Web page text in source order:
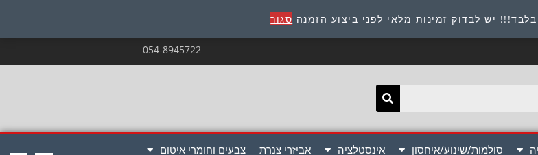
יש לבדוק זמינות מלאי לפני ביצוע הזמנה סגור
054-8945722
סולמות/שינוע/איחסון אינסטלציה אביזרי צנרת
צבעים וחומרי איטום